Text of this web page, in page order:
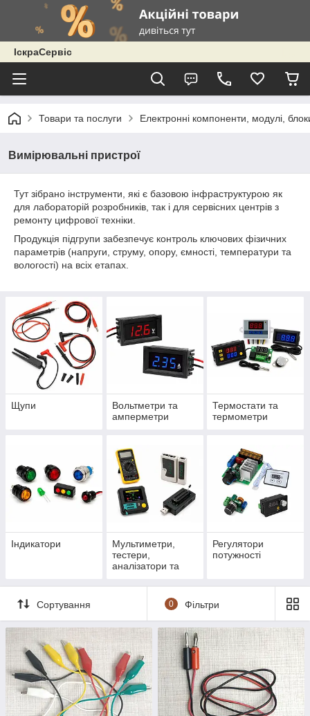
ІскраСервіс
Товари та послуги Електронні компоненти, модулі,
Вимірювальні пристрої
Тут зібрано інструменти, які є базовою інфраструктурою як
для лабораторій розробників, так і для сервісних центрів з
ремонту цифрової техніки.
Продукція підгрупи забезпечує контроль ключових фізичних
параметрів (напруги, струму, опору, ємності, температури та
вологості) на всіх етапах.
Щупи
Вольтметри та
амперметри
Термостати та
термометри
Індикатори
Мультиметри,
тестери,
аналізатори та
Регулятори
потужності
Сортування 0 Фільтри